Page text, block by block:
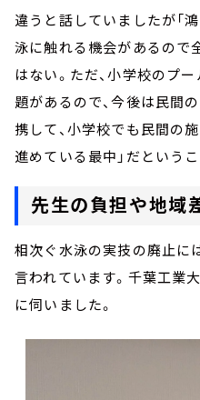
違うと話していましたが「
泳に触れる機会があるので
はない。ただ、小学校のプ
題があるので、今後は民間
携して、小学校でも民間の
進めている最中」だというこ
先生の負担や地域
相次ぐ水泳の実技の廃止に
言われています。千葉工
に伺いました。